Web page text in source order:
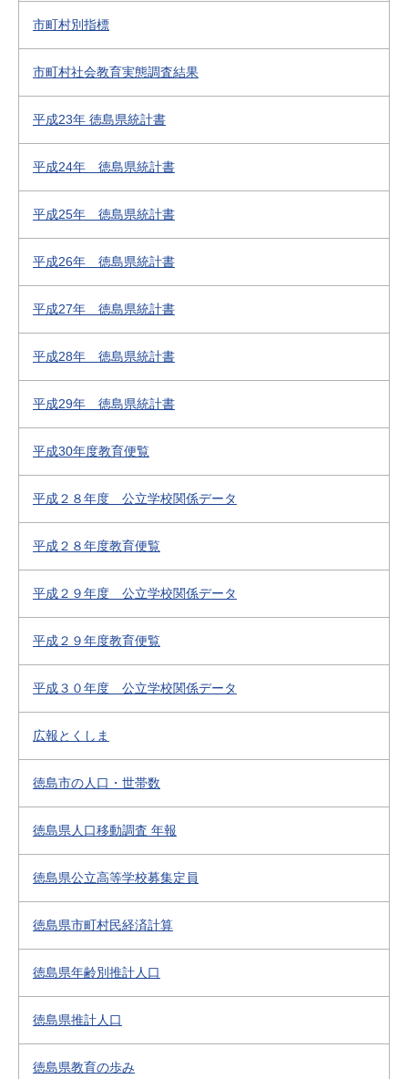
市町村別指標
市町村社会教育実態調査結果
平成23年 徳島県統計書
平成24年 徳島県統計書
平成25年 徳島県統計書
平成26年 徳島県統計書
平成27年 徳島県統計書
平成28年 徳島県統計書
平成29年 徳島県統計書
平成30年度教育便覧
平成２８年度 公立学校関係データ
平成２８年度教育便覧
平成２９年度 公立学校関係データ
平成２９年度教育便覧
平成３０年度 公立学校関係データ
広報とくしま
徳島市の人口・世帯数
徳島県人口移動調査 年報
徳島県公立高等学校募集定員
徳島県市町村民経済計算
徳島県年齢別推計人口
徳島県推計人口
徳島県教育の歩み